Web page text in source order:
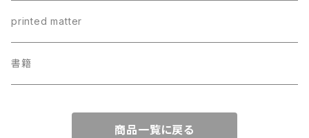
ビネガー・バルサミコ類
瓶詰め
カレー
ステンレスカップ
ちょっと長いレンゲ
printed matter
書籍
商品一覧に戻る